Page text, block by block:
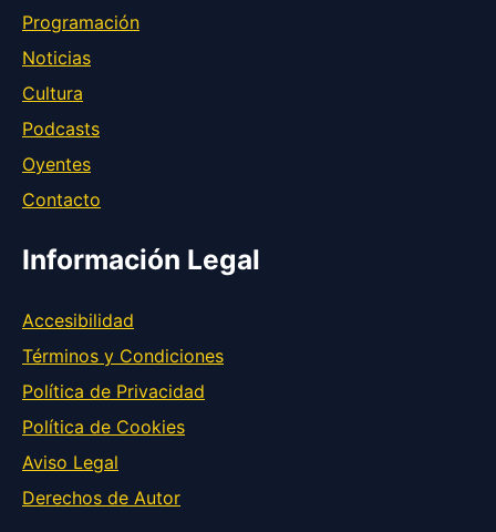
Programación
Noticias
Cultura
Podcasts
Oyentes
Contacto
Información Legal
Accesibilidad
Términos y Condiciones
Política de Privacidad
Política de Cookies
Aviso Legal
Derechos de Autor